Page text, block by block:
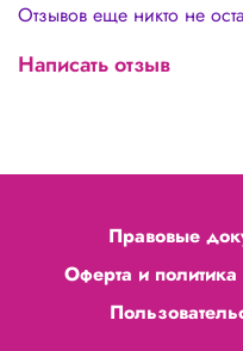
Отзывов еще никто не
Написать отзыв
Правовые
Оферта и